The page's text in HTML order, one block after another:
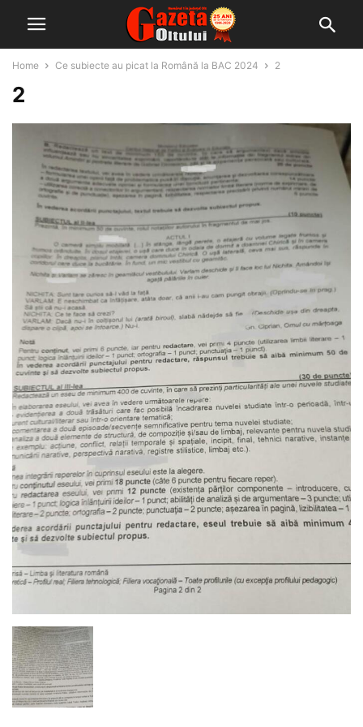
Home Ce subiecte au picat la Română la BAC 2024 2
2